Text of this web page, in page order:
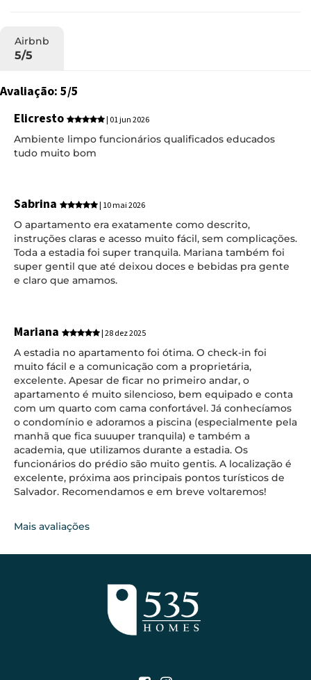
Airbnb
5/5
Avaliação: 5/5
Elicresto
| 01 jun 2026
Ambiente limpo funcionários qualificados educados
tudo muito bom
Sabrina | 10 mai 2026
O apartamento era exatamente como descrito,
instruções claras e acesso muito fácil, sem complicações.
Toda a estadia foi super tranquila. Mariana também foi
super gentil que até deixou doces e bebidas pra gente
e claro que amamos.
Mariana | 28 dez 2025
A estadia no apartamento foi ótima. O check-in foi
muito fácil e a comunicação com a proprietária,
excelente. Apesar de ficar no primeiro andar, o
apartamento é muito silencioso, bem equipado e conta
com um quarto com cama confortável. Já conhecíamos
o condomínio e adoramos a piscina (especialmente pela
manhã que fica suuuper tranquila) e também a
academia, que utilizamos durante a estadia. Os
funcionários do prédio são muito gentis. A localização é
excelente, próxima aos principais pontos turísticos de
Salvador. Recomendamos e em breve voltaremos!
Mais avaliações